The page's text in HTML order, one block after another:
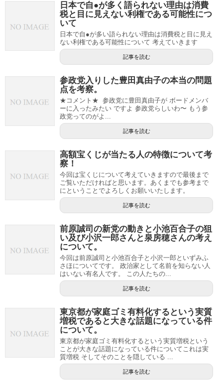
日本で自●が多く語られない理由は消費
税と目に見えない利権である可能性につ
いて
日本で自●が多い語られない理由は消費税と目に見え
ない利権である可能性について 考えていきます
記事を読む
参政党入りした豊田真由子の本当の問題
点を考察。
★コメント★ 参政党に豊田真由子が ボードメンバ
ーに入ったみたい ですよ 参政党らしいわ〜 もう参
政党ってのがよ...
記事を読む
高額宝くじが当たる人の特徴について考
察！
今回は宝くじについて考えていきますので最後まで
ご覧いただければと思います。あくまでも参考まで
にということでよろしくお願いいたします。
記事を読む
前原誠司の新党の動きと小池百合子の狙
い及び小沢一郎さんと泉房穂さんの考え
について。
今回は前原誠司と小池百合子と小沢一郎といずみふ
さほについてです。 政治家として名前を知らない人
はいない有名人です。 この人たちの...
記事を読む
東京都が家庭ゴミ有料化するという実質
増税であると大きな話題になっている件
について。
東京都が家庭ゴミ有料化するという実質増税という
ことが大きな話題になっている件についてこれは実
質増税 そしてそのことを隠している ...
記事を読む